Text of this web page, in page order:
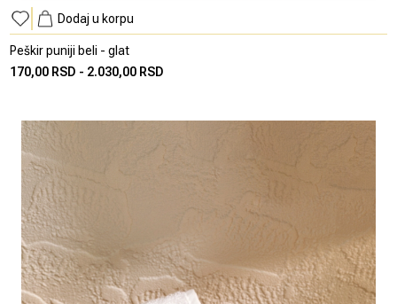
Dodaj u korpu
Peškir puniji beli - glat
170,00 RSD - 2.030,00 RSD